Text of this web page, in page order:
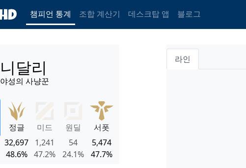
챔피언 통계 조합 계산기 데스크탑 앱 블로그
니달리
야성의 사냥꾼
정글 미드 원딜
서폿
32,697 1,241 54
5,474
48.6% 47.2% 24.1% 47.7%
라인